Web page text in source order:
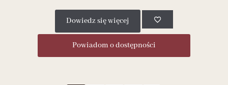
Dowiedz się więcej
Powiadom o dostępności